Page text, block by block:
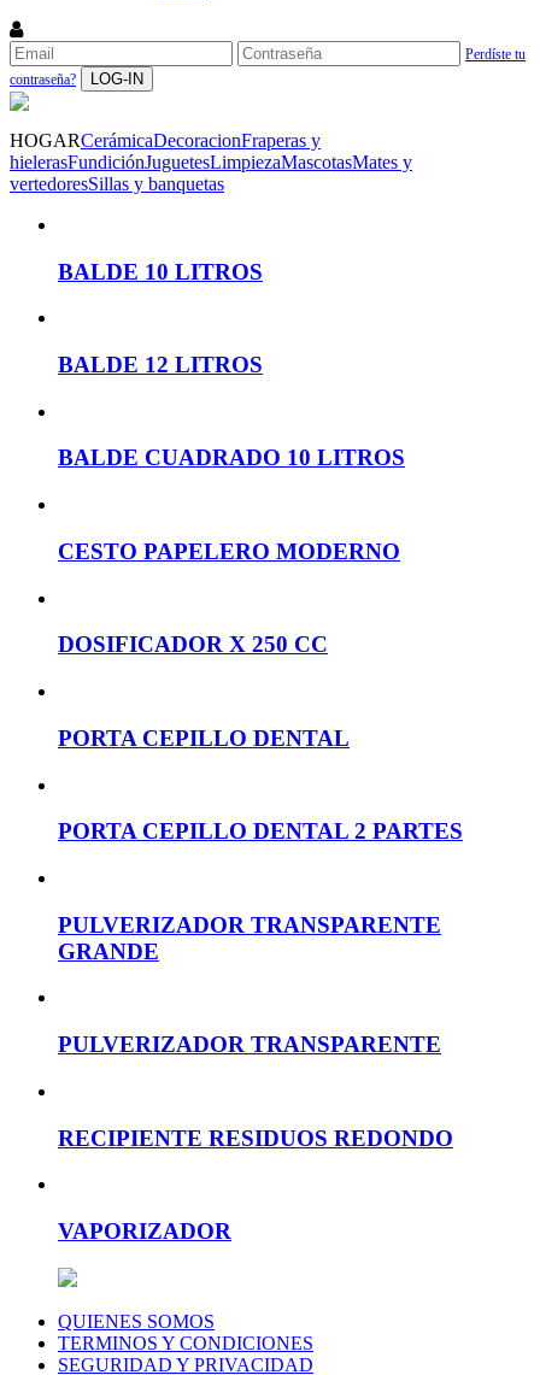
Perdíste tu
contraseña?
LOG-IN
HOGARCerámicaDecoracionFraperas y
hielerasFundiciónJuguetesLimpiezaMascotasMates y
vertedoresSillas y banquetas
BALDE 10 LITROS
BALDE 12 LITROS
BALDE CUADRADO 10 LITROS
CESTO PAPELERO MODERNO
DOSIFICADOR X 250 CC
PORTA CEPILLO DENTAL
PORTA CEPILLO DENTAL 2 PARTES
PULVERIZADOR TRANSPARENTE
GRANDE
PULVERIZADOR TRANSPARENTE
RECIPIENTE RESIDUOS REDONDO
VAPORIZADOR
QUIENES SOMOS
TERMINOS Y CONDICIONES
SEGURIDAD Y PRIVACIDAD